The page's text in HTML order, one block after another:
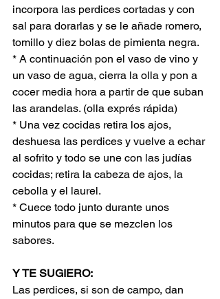
incorpora las perdices cortadas y con
sal para dorarlas y se le añade romero,
tomillo y diez bolas de pimienta negra.
* A continuación pon el vaso de vino y
un vaso de agua, cierra la olla y pon a
cocer media hora a partir de que suban
las arandelas. (olla exprés rápida)
* Una vez cocidas retira los ajos,
deshuesa las perdices y vuelve a echar
al sofrito y todo se une con las judías
cocidas; retira la cabeza de ajos, la
cebolla y el laurel.
* Cuece todo junto durante unos
minutos para que se mezclen los
sabores.
Y TE SUGIERO:
Las perdices, si son de campo, dan